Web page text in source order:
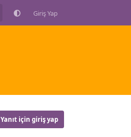
Giriş Yap
Yanıt için giriş yap